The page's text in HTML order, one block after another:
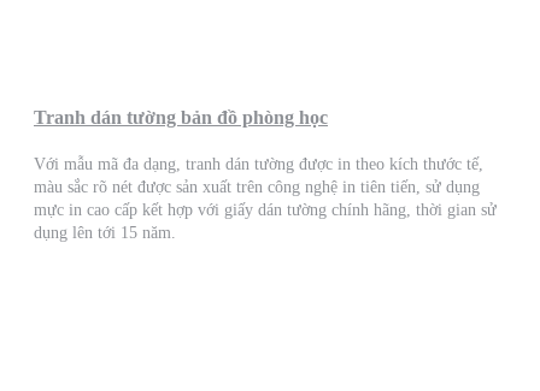
Tranh dán tường bản đồ phòng học
Với mẫu mã đa dạng, tranh dán tường được in theo kích thước tế,
màu sắc rõ nét được sản xuất trên công nghệ in tiên tiến, sử dụng
mực in cao cấp kết hợp với giấy dán tường chính hãng, thời gian sử
dụng lên tới 15 năm.